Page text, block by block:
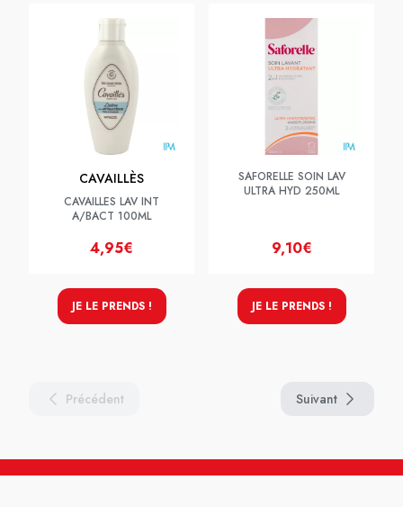
CAVAILLÈS
CAVAILLES LAV INT
A/BACT 100ML
4,95€
JE LE PRENDS !
SAFORELLE SOIN LAV
ULTRA HYD 250ML
9,10€
JE LE PRENDS !
Précédent Suivant